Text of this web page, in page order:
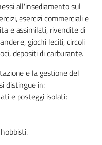
all'insediamento sul
esercizi commerciali e
e assimilati, rivendite di
giochi leciti, circoli
depositi di carburante.
e la gestione del
distingue in:
e posteggi isolati;